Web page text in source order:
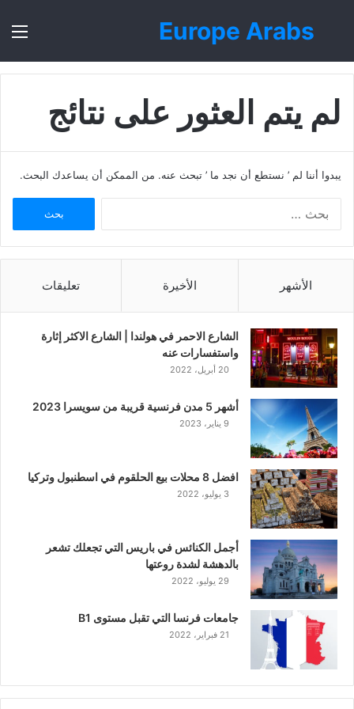
Europe Arabs
بحث
لم يتم العثور على نتائج
يبدوا أننا لم ’ نستطع أن نجد ما ’ تبحث عنه. من الممكن أن يساعدك البحث.
الأشهر الأخيرة تعليقات
الشارع الاحمر في هولندا | الشارع الاكثر إثارة
واستفسارات عنه
20 أبريل، 2022
أشهر 5 مدن فرنسية قريبة من سويسرا 2023
9 يناير، 2023
افضل 8 محلات بيع الحلقوم في اسطنبول وتركيا
3 يوليو، 2022
أجمل الكنائس في باريس التي تجعلك تشعر
بالدهشة لشدة روعتها
29 يوليو، 2022
جامعات فرنسا التي تقبل مستوى B1
21 فبراير، 2022